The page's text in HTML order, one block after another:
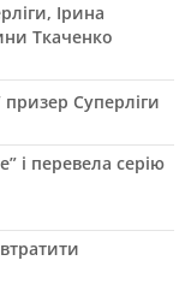
Ірина
Ткаченко
призер Суперліги
і перевела серію